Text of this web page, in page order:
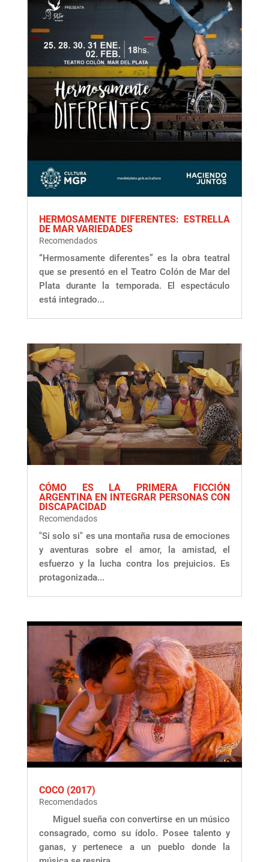
HERMOSAMENTE DIFERENTES: ESTRELLA
DE MAR VARIEDADES
Recomendados
“Hermosamente diferentes” es la obra teatral
que se presentó en el Teatro Colón de Mar del
Plata durante la temporada. El espectáculo
está integrado...
CÓMO ES LA PRIMERA FICCIÓN
ARGENTINA EN INTEGRAR PERSONAS CON
DISCAPACIDAD
Recomendados
"Si solo si" es una montaña rusa de emociones
y aventuras sobre el amor, la amistad, el
esfuerzo y la lucha contra los prejuicios. Es
protagonizada...
COCO (2017)
Recomendados
Miguel sueña con convertirse en un músico
consagrado, como su ídolo. Posee talento y
ganas, y pertenece a un pueblo donde la